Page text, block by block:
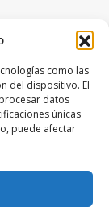
como las
del dispositivo. El
datos
únicas
puede afectar
Reservados |